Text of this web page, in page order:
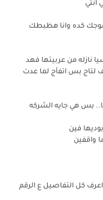
كده وانا هظبطك
نازله من عربيتها فهد
بس اتفأج لما عدت
بس هي جايه الشركه
فين
واقفين
كل التفاصيل ع الرقم